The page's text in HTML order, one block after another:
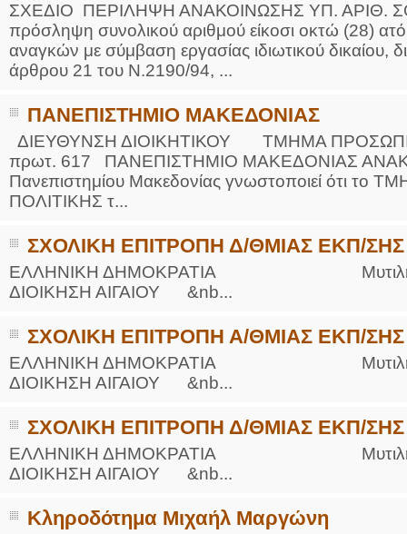
ΣΧΕΔΙΟ ΠΕΡΙΛΗΨΗ ΑΝΑΚΟΙΝΩΣΗΣ ΥΠ. ΑΡΙΘ.
πρόσληψη συνολικού αριθμού είκοσι οκτώ (28)
αναγκών με σύμβαση εργασίας ιδιωτικού δικαίου,
άρθρου 21 του Ν.2190/94, ...
ΠΑΝΕΠΙΣΤΗΜΙΟ ΜΑΚΕΔΟΝΙΑΣ
ΔΙΕΥΘΥΝΣΗ ΔΙΟΙΚΗΤΙΚΟΥ ΤΜΗΜΑ
πρωτ. 617 ΠΑΝΕΠΙΣΤΗΜΙΟ ΜΑΚΕΔΟΝΙΑΣ
Πανεπιστημίου Μακεδονίας γνωστοποιεί ότι
ΠΟΛΙΤΙΚΗΣ τ...
ΣΧΟΛΙΚΗ ΕΠΙΤΡΟΠΗ Δ/ΘΜΙΑΣ ΕΚΠ/ΣΗΣ
ΕΛΛΗΝΙΚΗ ΔΗΜΟΚΡΑΤΙΑ Μυτιλήνη
ΔΙΟΙΚΗΣΗ ΑΙΓΑΙΟΥ &nb...
ΣΧΟΛΙΚΗ ΕΠΙΤΡΟΠΗ Α/ΘΜΙΑΣ ΕΚΠ/ΣΗΣ
ΕΛΛΗΝΙΚΗ ΔΗΜΟΚΡΑΤΙΑ Μυτιλήνη
ΔΙΟΙΚΗΣΗ ΑΙΓΑΙΟΥ &nb...
ΣΧΟΛΙΚΗ ΕΠΙΤΡΟΠΗ Δ/ΘΜΙΑΣ ΕΚΠ/ΣΗΣ
ΕΛΛΗΝΙΚΗ ΔΗΜΟΚΡΑΤΙΑ Μυτιλήνη
ΔΙΟΙΚΗΣΗ ΑΙΓΑΙΟΥ &nb...
Κληροδότημα Μιχαήλ Μαργώνη
ΕΙΔΙΚΟΣ ΚΑΡΔΙΟΛΟΓΟΣ
ΚΩΝΣΤΑΝΤΙΝΟΣ
Holter πίεσης και
τηλ.2251302311
Γέρα:Παπάδος
Σταυρουλάκη-Γαλάτη
Πτυχιούχος
ΑΤΕΙ
Σύμβαση με ΕΟΠΥΥ